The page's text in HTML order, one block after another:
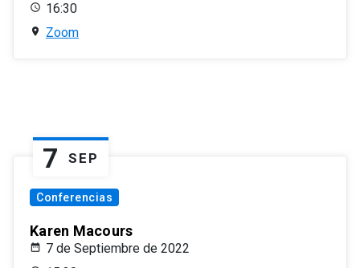
16:30
Zoom
7 SEP
Conferencias
Karen Macours
7 de Septiembre de 2022